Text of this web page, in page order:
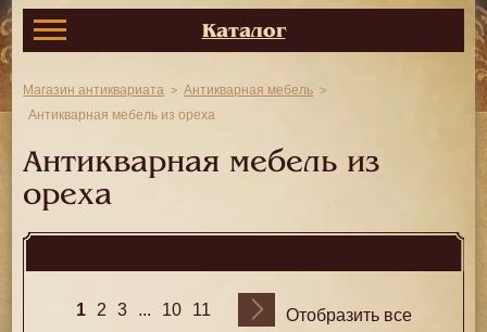
Каталог
Магазин антиквариата
Антикварная мебель
Антикварная мебель из ореха
Антикварная мебель из
ореха
1 2 3 ... 10 11 Отобразить все